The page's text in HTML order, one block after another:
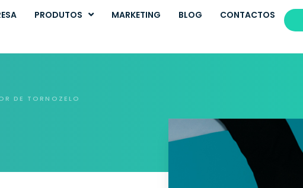
PRODUTOS MARKETING BLOG CONTACTOS
DE TORNOZELO